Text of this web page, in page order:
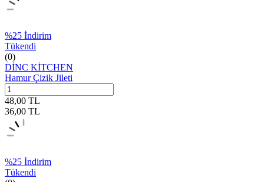
%25 İndirim
Tükendi
(0)
DİNC KİTCHEN
Hamur Çizik Jileti
48,00 TL
36,00 TL
%25 İndirim
Tükendi